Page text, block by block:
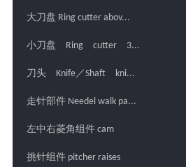
大刀盘 Ring cutter abov...
小刀盘 Ring cutter 3...
刀头 Knife／Shaft kni...
走针部件 Needel walk pa...
左中右菱角组件 cam
挑针组件 pitcher raises